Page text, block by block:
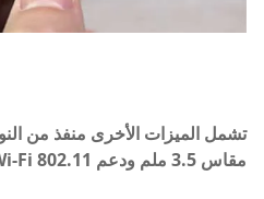
مقاس 3.5 ملم ودعم Wi-Fi 802.11.